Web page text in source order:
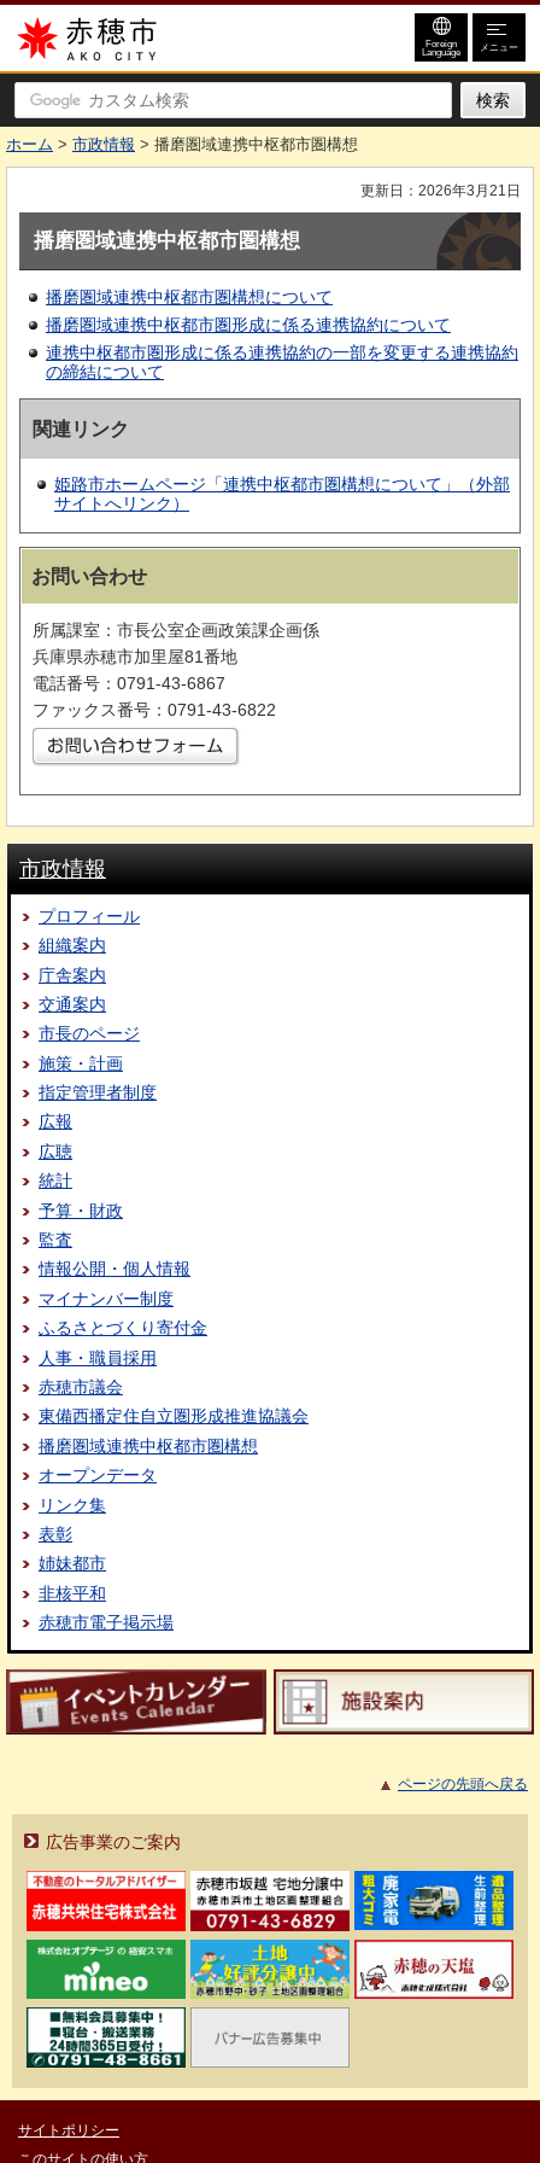
赤穂市
Foreign
Language メニュー
ホーム > 市政情報 > 播磨圏域連携中枢都市圏構想
更新日：2026年3月21日
播磨圏域連携中枢都市圏構想
播磨圏域連携中枢都市圏構想について
播磨圏域連携中枢都市圏形成に係る連携協約について
連携中枢都市圏形成に係る連携協約の一部を変更する連携協約
の締結について
関連リンク
姫路市ホームページ「連携中枢都市圏構想について」（外部
サイトへリンク）
お問い合わせ
所属課室：市長公室企画政策課企画係
兵庫県赤穂市加里屋81番地
電話番号：0791-43-6867
ファックス番号：0791-43-6822
市政情報
プロフィール
組織案内
庁舎案内
交通案内
市長のページ
施策・計画
指定管理者制度
広報
広聴
統計
予算・財政
監査
情報公開・個人情報
マイナンバー制度
ふるさとづくり寄付金
人事・職員採用
赤穂市議会
東備西播定住自立圏形成推進協議会
播磨圏域連携中枢都市圏構想
オープンデータ
リンク集
表彰
姉妹都市
非核平和
赤穂市電子掲示場
ページの先頭へ戻る
広告事業のご案内
サイトポリシー
このサイトの使い方